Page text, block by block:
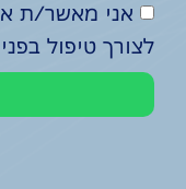
אני מאשר/ת
לצורך טיפול